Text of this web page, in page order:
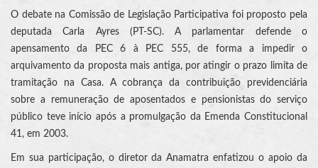
O debate na Comissão de Legislação Participativa foi proposto pela
deputada Carla Ayres (PT-SC). A parlamentar defende o
apensamento da PEC 6 à PEC 555, de forma a impedir o
arquivamento da proposta mais antiga, por atingir o prazo limita de
tramitação na Casa. A cobrança da contribuição previdenciária
sobre a remuneração de aposentados e pensionistas do serviço
público teve início após a promulgação da Emenda Constitucional
41, em 2003.
Em sua participação, o diretor da Anamatra enfatizou o apoio da